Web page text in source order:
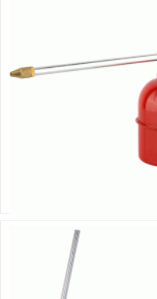
Mazgāšanas pistole